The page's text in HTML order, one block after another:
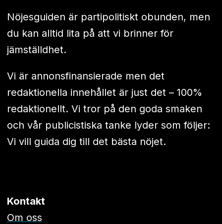
Nöjesguiden är partipolitiskt obunden, men
du kan alltid lita på att vi brinner för
jämställdhet.
Vi är annonsfinansierade men det
redaktionella innehållet är just det – 100%
redaktionellt. Vi tror på den goda smaken
och vår publicistiska tanke lyder som följer:
Vi vill guida dig till det bästa nöjet.
Kontakt
Om oss